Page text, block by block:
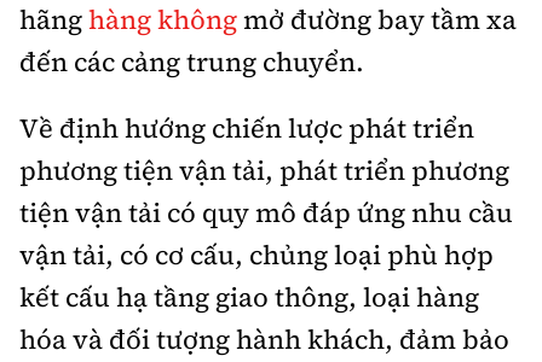
hãnghàng khôngmở đường bay tầm xa
đến các cảng trung chuyển.
Về định hướng chiến lược phát triển
phương tiện vận tải, phát triển phương
tiện vận tải có quy mô đáp ứng nhu cầu
vận tải, có cơ cấu, chủng loại phù hợp
kết cấu hạ tầng giao thông, loại hàng
hóa và đối tượng hành khách, đảm bảo